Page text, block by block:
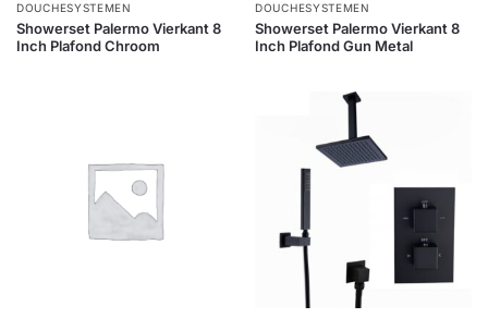
DOUCHESYSTEMEN
Showerset Palermo Vierkant 8
Inch Plafond Chroom
DOUCHESYSTEMEN
Showerset Palermo Vierkant 8
Inch Plafond Gun Metal